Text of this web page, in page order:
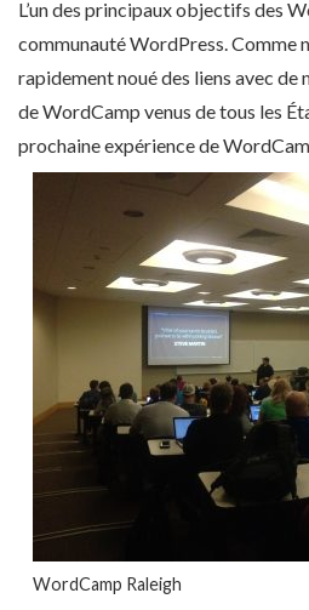
L’un des principaux objectifs des
communauté WordPress. Comme
rapidement noué des liens avec
de WordCamp venus de tous les
prochaine expérience de
WordCamp Raleigh